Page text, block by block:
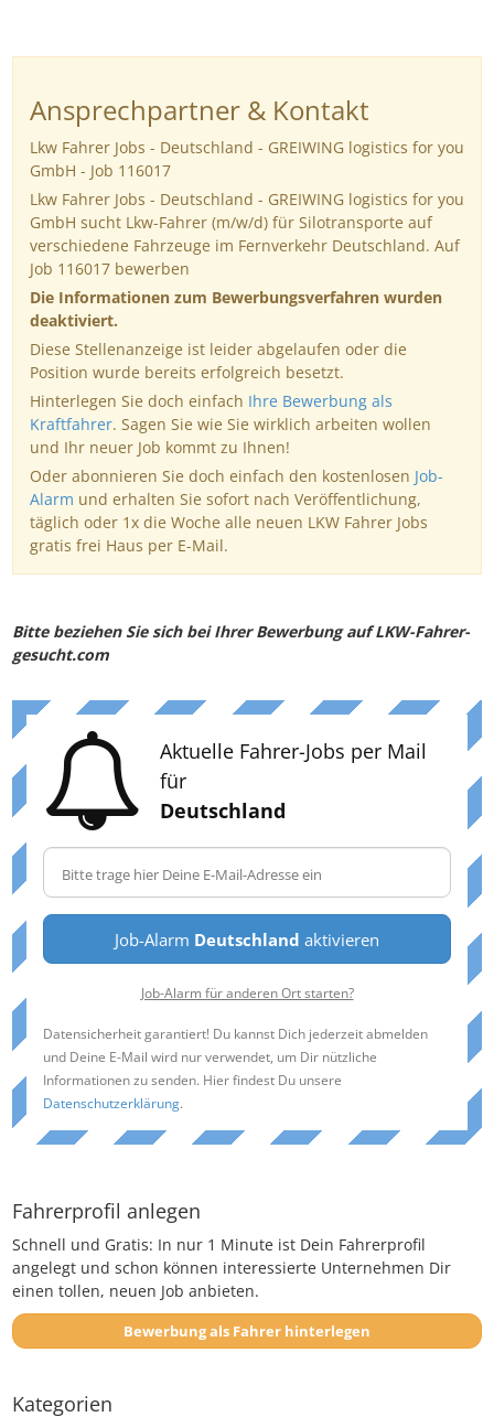
Ansprechpartner & Kontakt
Lkw Fahrer Jobs - Deutschland - GREIWING logistics for you
GmbH - Job 116017
Lkw Fahrer Jobs - Deutschland - GREIWING logistics for you
GmbH sucht Lkw-Fahrer (m/w/d) für Silotransporte auf
verschiedene Fahrzeuge im Fernverkehr Deutschland. Auf
Job 116017 bewerben
Die Informationen zum Bewerbungsverfahren wurden
deaktiviert.
Diese Stellenanzeige ist leider abgelaufen oder die
Position wurde bereits erfolgreich besetzt.
Hinterlegen Sie doch einfach Ihre Bewerbung als
Kraftfahrer. Sagen Sie wie Sie wirklich arbeiten wollen
und Ihr neuer Job kommt zu Ihnen!
Oder abonnieren Sie doch einfach den kostenlosen Job-
Alarm und erhalten Sie sofort nach Veröffentlichung,
täglich oder 1x die Woche alle neuen LKW Fahrer Jobs
gratis frei Haus per E-Mail.
Bitte beziehen Sie sich bei Ihrer Bewerbung auf LKW-Fahrer-
gesucht.com
Aktuelle Fahrer-Jobs per Mail
für
Deutschland
Job-Alarm Deutschland aktivieren
Job-Alarm für anderen Ort starten?
Datensicherheit garantiert! Du kannst Dich jederzeit abmelden
und Deine E-Mail wird nur verwendet, um Dir nützliche
Informationen zu senden. Hier findest Du unsere
Datenschutzerklärung.
Fahrerprofil anlegen
Schnell und Gratis: In nur 1 Minute ist Dein Fahrerprofil
angelegt und schon können interessierte Unternehmen Dir
einen tollen, neuen Job anbieten.
Bewerbung als Fahrer hinterlegen
Kategorien